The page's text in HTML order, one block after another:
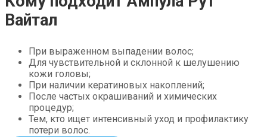
Вайтал
При выраженном выпадении волос;
Для чувствительной и склонной к шелушению
кожи головы;
При наличии кератиновых накоплений;
После частых окрашиваний и химических
процедур;
Тем, кто ищет интенсивный уход и профилактику
потери волос.